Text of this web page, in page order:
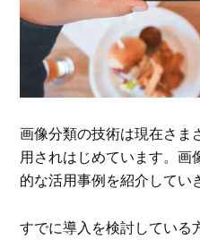
画像分類の技術は現在さま
用されはじめています。画
的な活用事例を紹介してい
すでに導入を検討している